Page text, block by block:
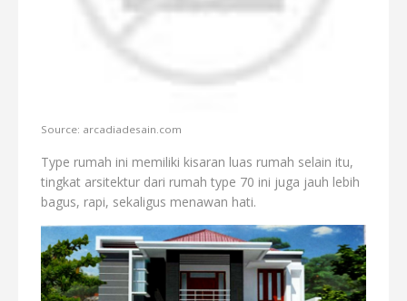
Source: arcadiadesain.com
Type rumah ini memiliki kisaran luas rumah selain itu,
tingkat arsitektur dari rumah type 70 ini juga jauh lebih
bagus, rapi, sekaligus menawan hati.